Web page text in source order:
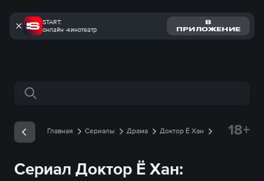
START:
онлайн -кинотеатр
В
ПРИЛОЖЕНИЕ
Поиск по сайту
Главная Сериалы Драма
Доктор Ё Хан
18+
Сериал Доктор Ё Хан: